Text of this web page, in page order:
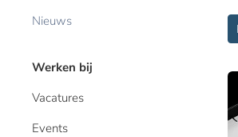
Nieuws
Werken bij
Vacatures
Events